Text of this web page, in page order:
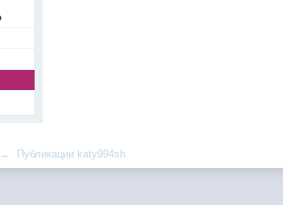
→ Публикации katy994sh